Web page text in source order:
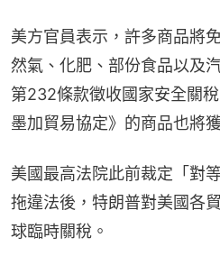
美方官員表示，許多商品將
然氣、化肥、部份食品以及
第232條款徵收國家安全關
墨加貿易協定》的商品也將
美國最高法院此前裁定「對
拖違法後，特朗普對美國各
球臨時關稅。